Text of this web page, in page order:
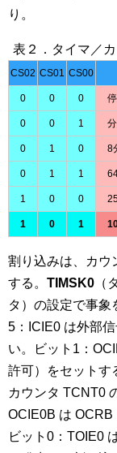
り。
表２．タイマ／
CS02 CS01 CS00
0 0 0 停
0 0 1 分
0 1 0 8
0 1 1 64
1 0 0
1 0 1
割り込みは、カウ
する。 TIMSK0 （
タ）の設定で事象
5：ICIE0 は外部
い。ビット1：
許可）をセットす
カウンタ TCNT0
OCIE0B は OCRB
ビット0：TOIE0